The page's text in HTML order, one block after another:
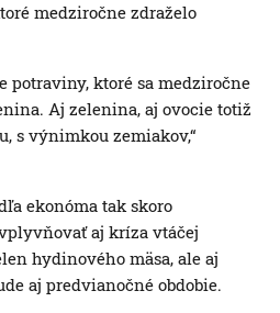
medziročne zdraželo
potraviny, ktoré sa medziročne
Aj zelenina, aj ovocie totiž
s výnimkou zemiakov,“
ekonóma tak skoro
aj kríza vtáčej
hydinového mäsa, ale aj
aj predvianočné obdobie.